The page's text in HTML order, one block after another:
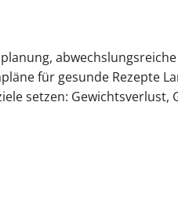
für gesunde Rezepte
setzen: Gewichtsverlust,